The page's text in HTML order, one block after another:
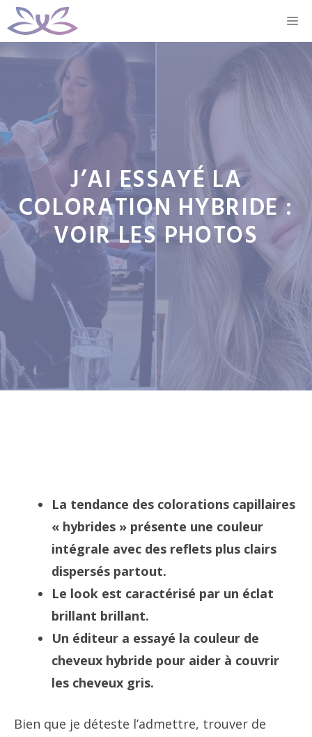
Aller
au
contenu
J’AI ESSAYÉ LA
COLORATION HYBRIDE :
VOIR LES PHOTOS
La tendance des colorations capillaires
« hybrides » présente une couleur
intégrale avec des reflets plus clairs
dispersés partout.
Le look est caractérisé par un éclat
brillant brillant.
Un éditeur a essayé la couleur de
cheveux hybride pour aider à couvrir
les cheveux gris.
Bien que je déteste l’admettre, trouver de